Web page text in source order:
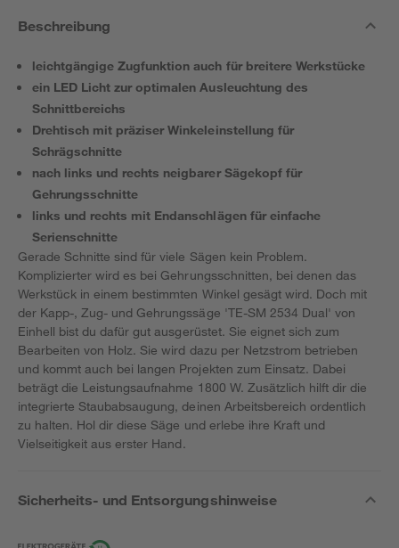
Beschreibung
leichtgängige Zugfunktion auch für breitere Werkstücke
ein LED Licht zur optimalen Ausleuchtung des
Schnittbereichs
Drehtisch mit präziser Winkeleinstellung für
Schrägschnitte
nach links und rechts neigbarer Sägekopf für
Gehrungsschnitte
links und rechts mit Endanschlägen für einfache
Serienschnitte
Gerade Schnitte sind für viele Sägen kein Problem.
Komplizierter wird es bei Gehrungsschnitten, bei denen das
Werkstück in einem bestimmten Winkel gesägt wird. Doch mit
der Kapp-, Zug- und Gehrungssäge 'TE-SM 2534 Dual' von
Einhell bist du dafür gut ausgerüstet. Sie eignet sich zum
Bearbeiten von Holz. Sie wird dazu per Netzstrom betrieben
und kommt auch bei langen Projekten zum Einsatz. Dabei
beträgt die Leistungsaufnahme 1800 W. Zusätzlich hilft dir die
integrierte Staubabsaugung, deinen Arbeitsbereich ordentlich
zu halten. Hol dir diese Säge und erlebe ihre Kraft und
Vielseitigkeit aus erster Hand.
Sicherheits- und Entsorgungshinweise